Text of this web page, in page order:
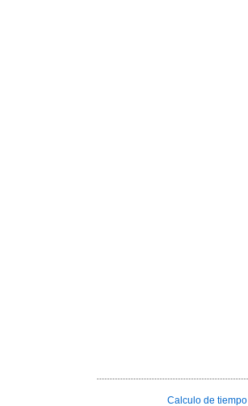
Calculo de tiempo